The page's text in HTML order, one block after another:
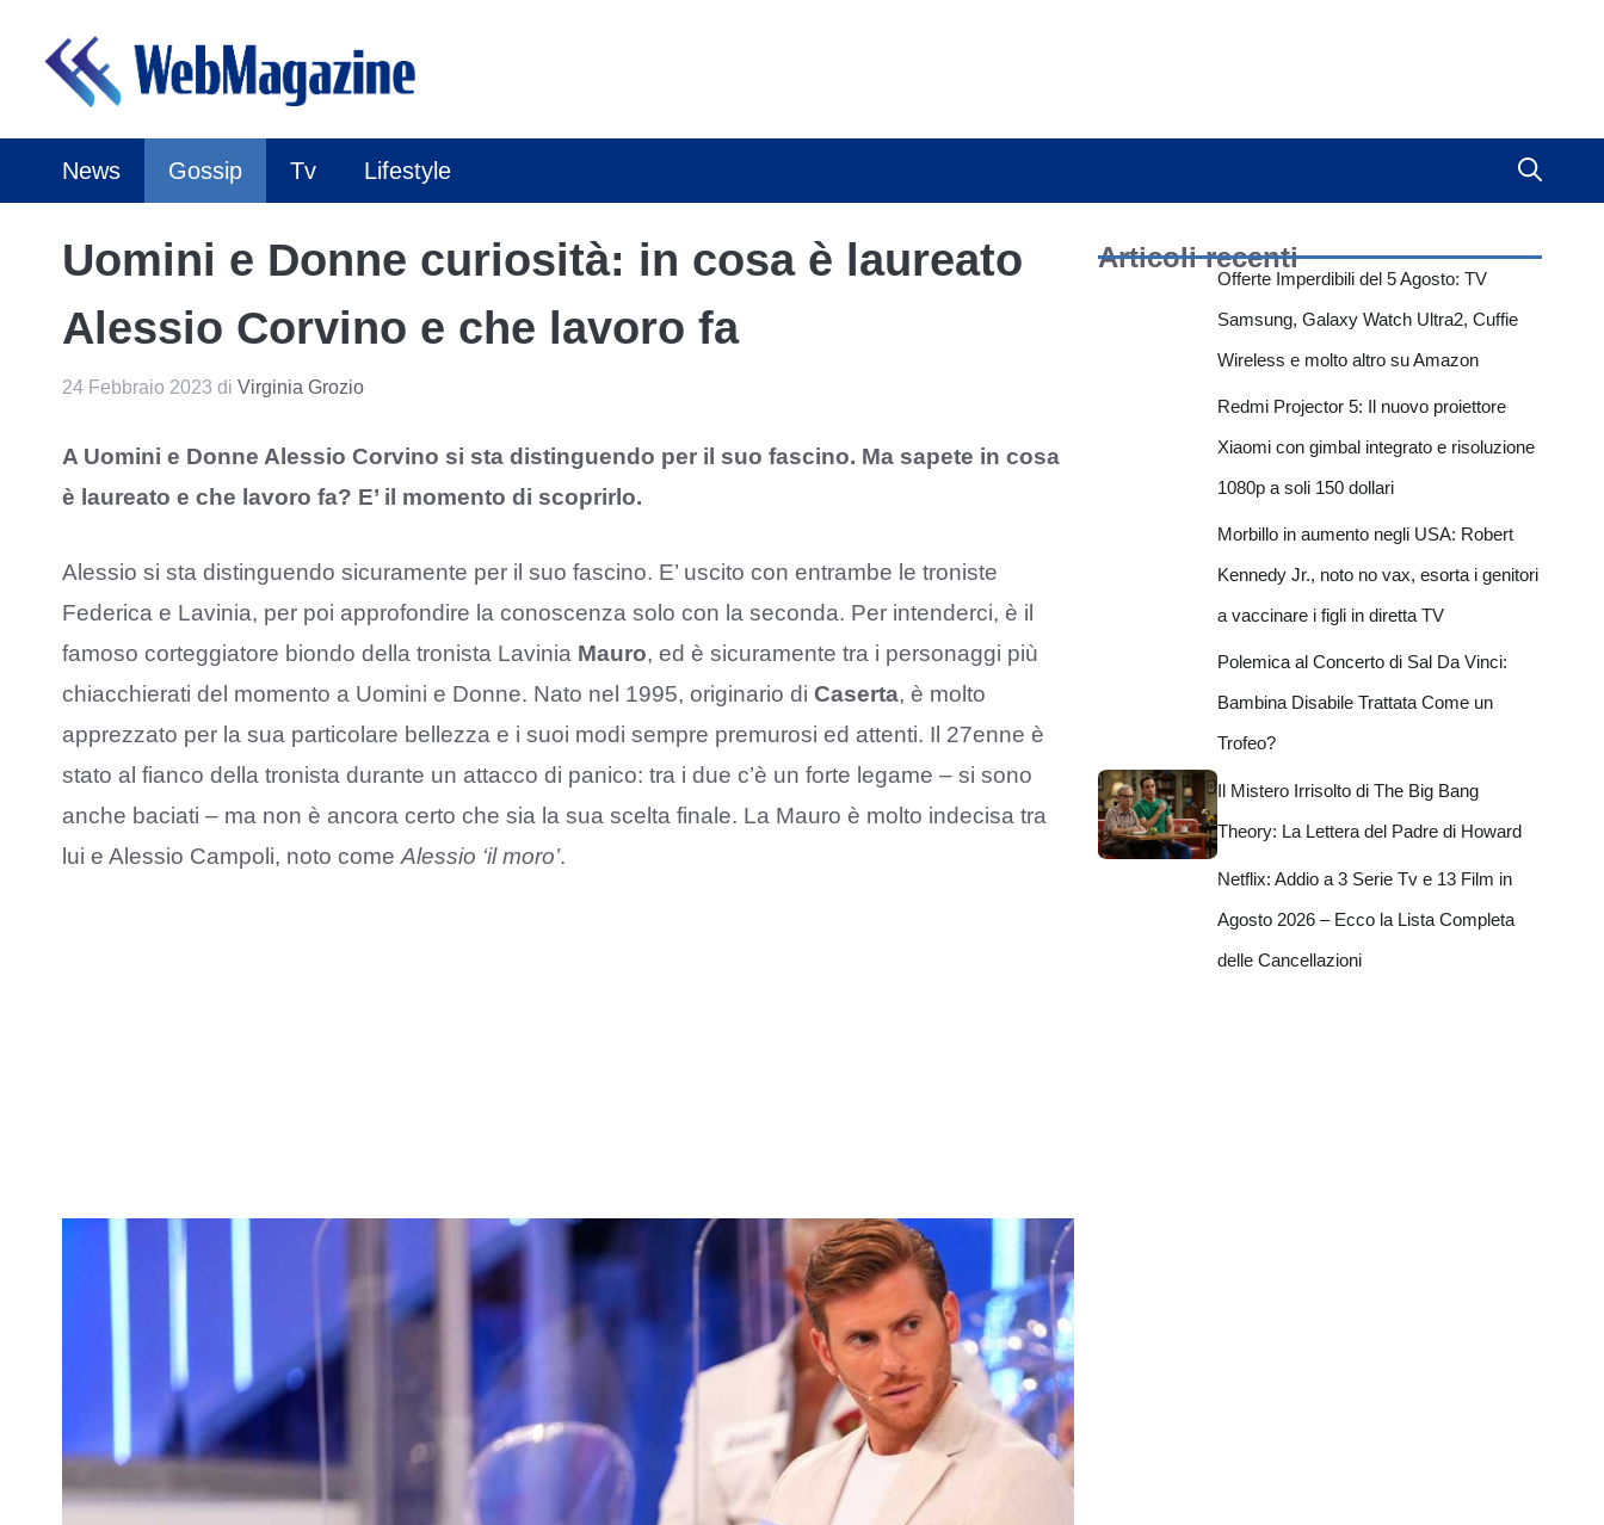
contenuto
News Gossip Tv Lifestyle
Uomini e Donne curiosità: in cosa è laureato
Alessio Corvino e che lavoro fa
24 Febbraio 2023 di Virginia Grozio
A Uomini e Donne Alessio Corvino si sta distinguendo per il suo fascino. Ma sapete in cosa
è laureato e che lavoro fa? E’ il momento di scoprirlo.
Alessio si sta distinguendo sicuramente per il suo fascino. E’ uscito con entrambe le troniste
Federica e Lavinia, per poi approfondire la conoscenza solo con la seconda. Per intenderci, è il
famoso corteggiatore biondo della tronista Lavinia Mauro, ed è sicuramente tra i personaggi più
chiacchierati del momento a Uomini e Donne. Nato nel 1995, originario di Caserta, è molto
apprezzato per la sua particolare bellezza e i suoi modi sempre premurosi ed attenti. Il 27enne è
stato al fianco della tronista durante un attacco di panico: tra i due c’è un forte legame – si sono
anche baciati – ma non è ancora certo che sia la sua scelta finale. La Mauro è molto indecisa tra
lui e Alessio Campoli, noto come Alessio ‘il moro’.
Articoli recenti
Offerte Imperdibili del 5 Agosto: TV
Samsung, Galaxy Watch Ultra2, Cuffie
Wireless e molto altro su Amazon
Redmi Projector 5: Il nuovo proiettore
Xiaomi con gimbal integrato e risoluzione
1080p a soli 150 dollari
Morbillo in aumento negli USA: Robert
Kennedy Jr., noto no vax, esorta i genitori
a vaccinare i figli in diretta TV
Polemica al Concerto di Sal Da Vinci:
Bambina Disabile Trattata Come un
Trofeo?
Il Mistero Irrisolto di The Big Bang
Theory: La Lettera del Padre di Howard
Netflix: Addio a 3 Serie Tv e 13 Film in
Agosto 2026 – Ecco la Lista Completa
delle Cancellazioni